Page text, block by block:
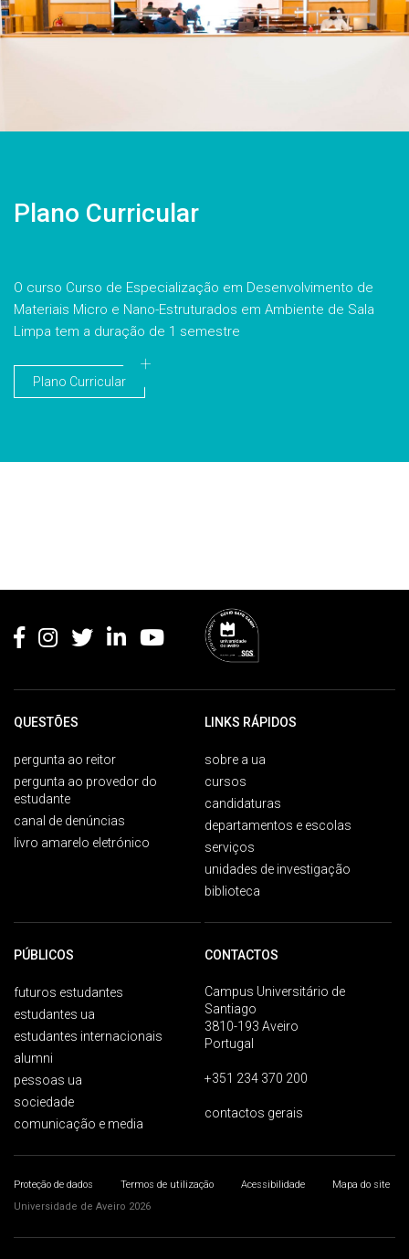
Plano Curricular
O curso Curso de Especialização em Desenvolvimento de
Materiais Micro e Nano-Estruturados em Ambiente de Sala
Limpa tem a duração de 1 semestre
Plano Curricular
QUESTÕES
pergunta ao reitor
pergunta ao provedor do
estudante
canal de denúncias
livro amarelo eletrónico
LINKS RÁPIDOS
sobre a ua
cursos
candidaturas
departamentos e escolas
serviços
unidades de investigação
biblioteca
PÚBLICOS
futuros estudantes
estudantes ua
estudantes internacionais
alumni
pessoas ua
sociedade
comunicação e media
CONTACTOS
Campus Universitário de
Santiago
3810-193 Aveiro
Portugal
+351 234 370 200
contactos gerais
Proteção de dados Termos de utilização Acessibilidade
Mapa do site
Universidade de Aveiro 2026